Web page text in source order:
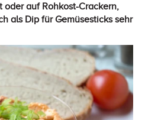
auf Rohkost-Crackern,
als Dip für Gemüsesticks sehr